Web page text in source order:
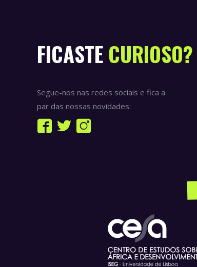
FICASTE CURIOSO?
Segue-nos nas redes sociais e fica a
par das nossas novidades:
Find us on:
FacebookTwitterInstagram